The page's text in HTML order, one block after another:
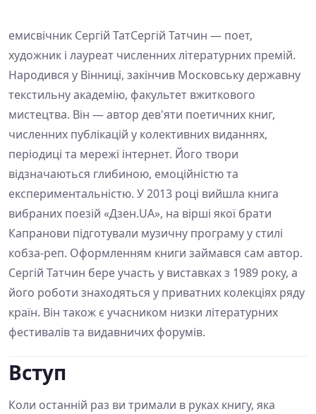
емисвічник Сергій ТатСергій Татчин — поет,
художник і лауреат численних літературних премій.
Народився у Вінниці, закінчив Московську державну
текстильну академію, факультет вжиткового
мистецтва. Він — автор дев'яти поетичних книг,
численних публікацій у колективних виданнях,
періодиці та мережі інтернет. Його твори
відзначаються глибиною, емоційністю та
експериментальністю. У 2013 році вийшла книга
вибраних поезій «Дзен.UA», на вірші якої брати
Капранови підготували музичну програму у стилі
кобза-реп. Оформленням книги займався сам автор.
Сергій Татчин бере участь у виставках з 1989 року, а
його роботи знаходяться у приватних колекціях ряду
країн. Він також є учасником низки літературних
фестивалів та видавничих форумів.
Вступ
Коли останній раз ви тримали в руках книгу, яка